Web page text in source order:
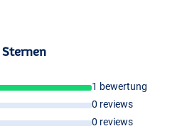
1 bewertung
0 reviews
0 reviews